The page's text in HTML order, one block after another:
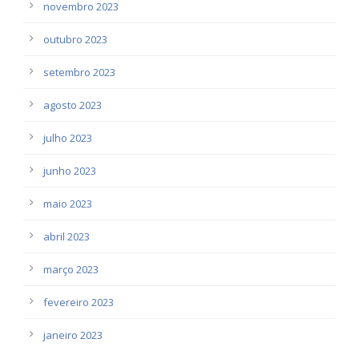
novembro 2023
outubro 2023
setembro 2023
agosto 2023
julho 2023
junho 2023
maio 2023
abril 2023
março 2023
fevereiro 2023
janeiro 2023